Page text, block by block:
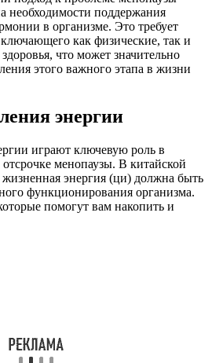
необходимости поддержания
в организме. Это требует
как физические, так и
что может значительно
этого важного этапа в жизни
энергии
играют ключевую роль в
менопаузы. В китайской
жизненная энергия (ци) должна быть
функционирования организма.
помогут вам накопить и